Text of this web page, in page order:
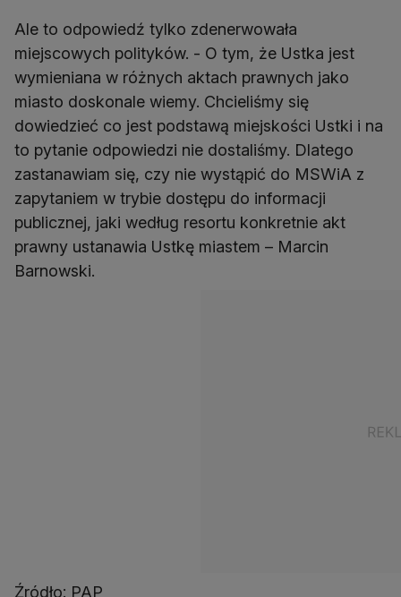
Ale to odpowiedź tylko zdenerwowała
miejscowych polityków. - O tym, że Ustka jest
wymieniana w różnych aktach prawnych jako
miasto doskonale wiemy. Chcieliśmy się
dowiedzieć co jest podstawą miejskości Ustki i na
to pytanie odpowiedzi nie dostaliśmy. Dlatego
zastanawiam się, czy nie wystąpić do MSWiA z
zapytaniem w trybie dostępu do informacji
publicznej, jaki według resortu konkretnie akt
prawny ustanawia Ustkę miastem – Marcin
Barnowski.
Źródło: PAP